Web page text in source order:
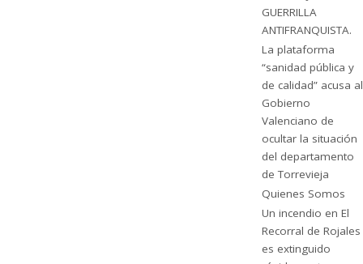
GUERRILLA
ANTIFRANQUISTA.
La plataforma
“sanidad pública y
de calidad” acusa al
Gobierno
Valenciano de
ocultar la situación
del departamento
de Torrevieja
Quienes Somos
Un incendio en El
Recorral de Rojales
es extinguido